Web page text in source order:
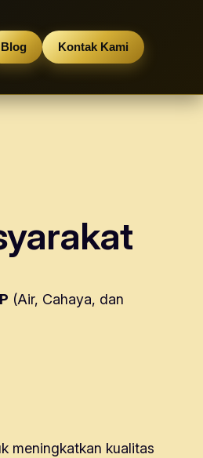
Blog Kontak Kami
(Air, Cahaya, dan
meningkatkan kualitas